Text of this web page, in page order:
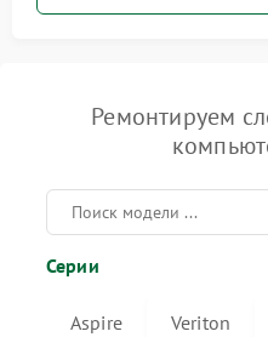
Ремонтируем
Серии
Aspire Veriton